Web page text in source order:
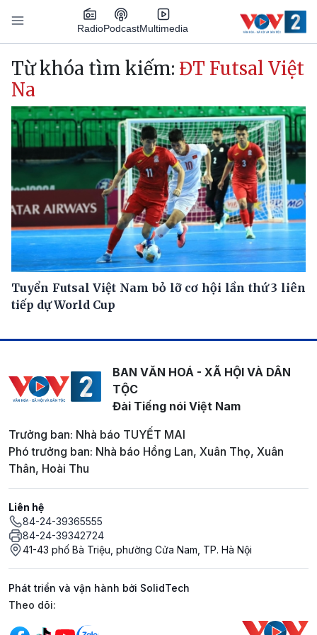
Nhảy đến nội dung
RadioPodcastMultimedia
Main navigation
Từ khóa tìm kiếm: ĐT Futsal Việt
Na
Tuyển Futsal Việt Nam bỏ lỡ cơ hội lần thứ 3 liên
tiếp dự World Cup
BAN VĂN HOÁ - XÃ HỘI VÀ DÂN
TỘC
Đài Tiếng nói Việt Nam
Trưởng ban: Nhà báo TUYẾT MAI
Phó trưởng ban: Nhà báo Hồng Lan, Xuân Thọ, Xuân
Thân, Hoài Thu
Liên hệ
84-24-39365555
84-24-39342724
41-43 phố Bà Triệu, phường Cửa Nam, TP. Hà Nội
Phát triển và vận hành bởi SolidTech
Mạng xã hội
Theo dõi: